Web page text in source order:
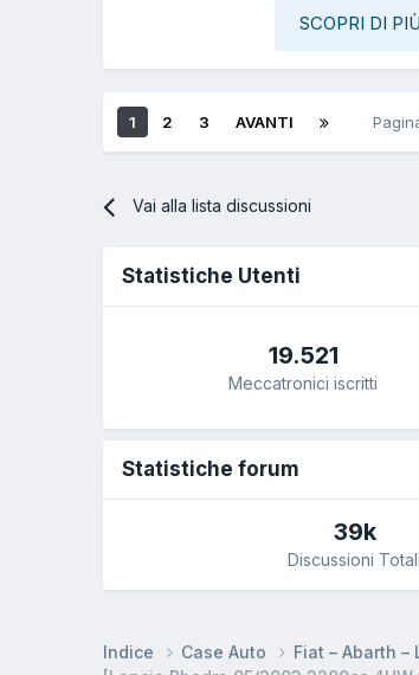
SCOPRI DI PIÙ
1 2 3 AVANTI
Vai alla lista discussioni
Statistiche Utenti
19.521
Meccatronici iscritti
Statistiche forum
39k
Discussioni Totali
Indice Case Auto Fiat – Abarth –